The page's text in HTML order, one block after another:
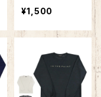
HE PAINT イン
ザペイント ITP1
9332B ソックス
ソク スポーツ
大人気のインザ
ペイント 新デ
ザイン バスケ
¥1,500